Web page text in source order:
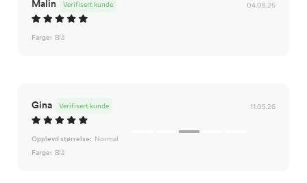
Malin 04.08.26
Verifisert kunde
Farge: Blå
Gina 11.05.26
Verifisert kunde
Opplevd størrelse: Normal
Farge: Blå